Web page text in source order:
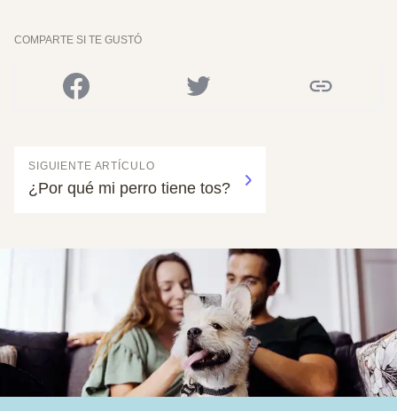
COMPARTE SI TE GUSTÓ
SIGUIENTE ARTÍCULO
¿Por qué mi perro tiene tos?